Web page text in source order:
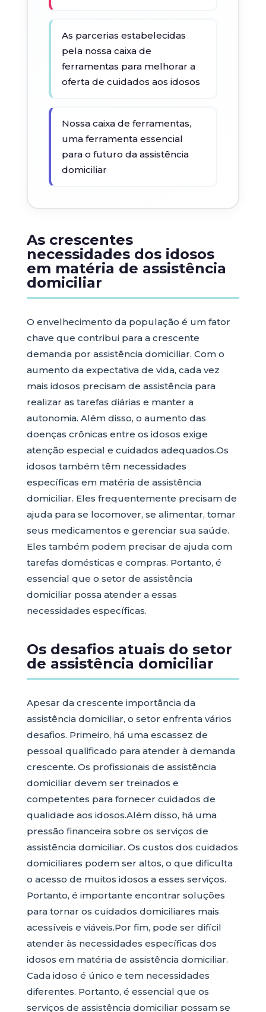
As parcerias estabelecidas
pela nossa caixa de
ferramentas para melhorar a
oferta de cuidados aos idosos
Nossa caixa de ferramentas,
uma ferramenta essencial
para o futuro da assistência
domiciliar
As crescentes
necessidades dos idosos
em matéria de assistência
domiciliar
O envelhecimento da população é um fator
chave que contribui para a crescente
demanda por assistência domiciliar. Com o
aumento da expectativa de vida, cada vez
mais idosos precisam de assistência para
realizar as tarefas diárias e manter a
autonomia. Além disso, o aumento das
doenças crônicas entre os idosos exige
atenção especial e cuidados adequados.Os
idosos também têm necessidades
específicas em matéria de assistência
domiciliar. Eles frequentemente precisam de
ajuda para se locomover, se alimentar, tomar
seus medicamentos e gerenciar sua saúde.
Eles também podem precisar de ajuda com
tarefas domésticas e compras. Portanto, é
essencial que o setor de assistência
domiciliar possa atender a essas
necessidades específicas.
Os desafios atuais do setor
de assistência domiciliar
Apesar da crescente importância da
assistência domiciliar, o setor enfrenta vários
desafios. Primeiro, há uma escassez de
pessoal qualificado para atender à demanda
crescente. Os profissionais de assistência
domiciliar devem ser treinados e
competentes para fornecer cuidados de
qualidade aos idosos.Além disso, há uma
pressão financeira sobre os serviços de
assistência domiciliar. Os custos dos cuidados
domiciliares podem ser altos, o que dificulta
o acesso de muitos idosos a esses serviços.
Portanto, é importante encontrar soluções
para tornar os cuidados domiciliares mais
acessíveis e viáveis.Por fim, pode ser difícil
atender às necessidades específicas dos
idosos em matéria de assistência domiciliar.
Cada idoso é único e tem necessidades
diferentes. Portanto, é essencial que os
serviços de assistência domiciliar possam se